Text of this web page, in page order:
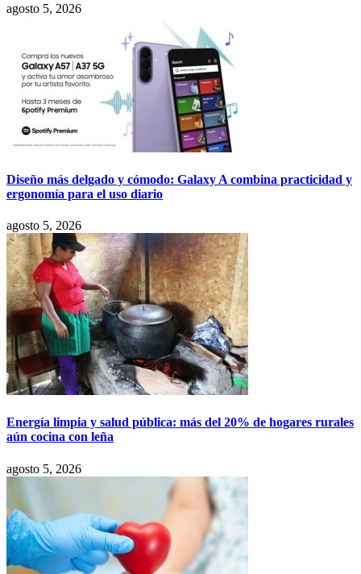
agosto 5, 2026
Diseño más delgado y cómodo: Galaxy A combina practicidad y
ergonomía para el uso diario
agosto 5, 2026
Energía limpia y salud pública: más del 20% de hogares rurales
aún cocina con leña
agosto 5, 2026